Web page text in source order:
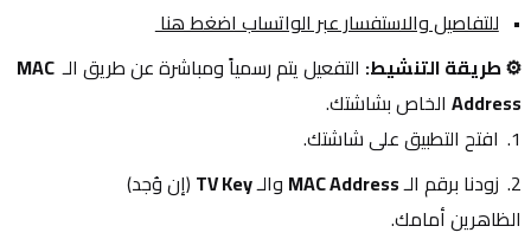
للتفاصيل والاستفسار عبر الواتساب اضغط هنا
⚙️ طريقة التنشيط: التفعيل يتم رسمياً ومباشرة عن طريق الـ MAC
Address الخاص بشاشتك.
افتح التطبيق على شاشتك.
زودنا برقم الـ MAC Address والـ TV Key
الظاهرين أمامك.